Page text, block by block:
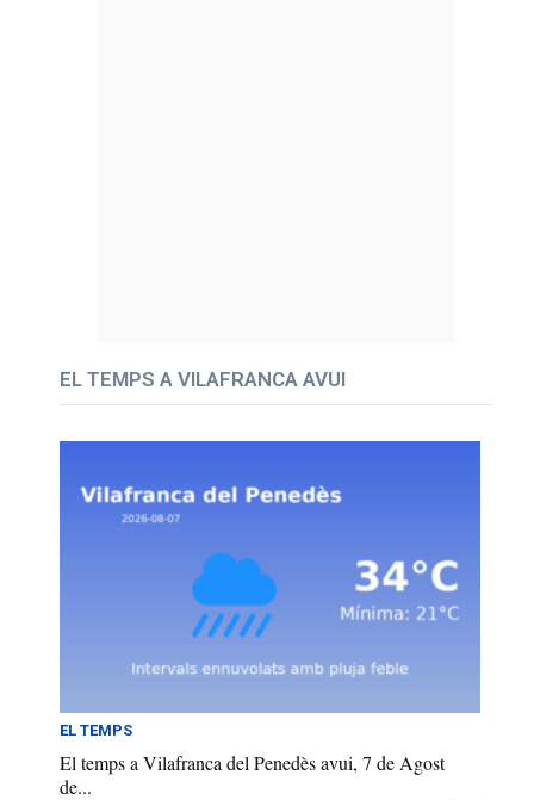
EL TEMPS A VILAFRANCA AVUI
EL TEMPS
El temps a Vilafranca del Penedès avui, 7 de Agost
de...